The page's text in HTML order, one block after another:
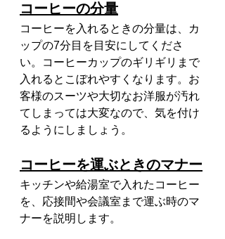
コーヒーの分量
コーヒーを入れるときの分量は、カ
ップの7分目を目安にしてくださ
い。コーヒーカップのギリギリまで
入れるとこぼれやすくなります。お
客様のスーツや大切なお洋服が汚れ
てしまっては大変なので、気を付け
るようにしましょう。
コーヒーを運ぶときのマナー
キッチンや給湯室で入れたコーヒー
を、応接間や会議室まで運ぶ時のマ
ナーを説明します。